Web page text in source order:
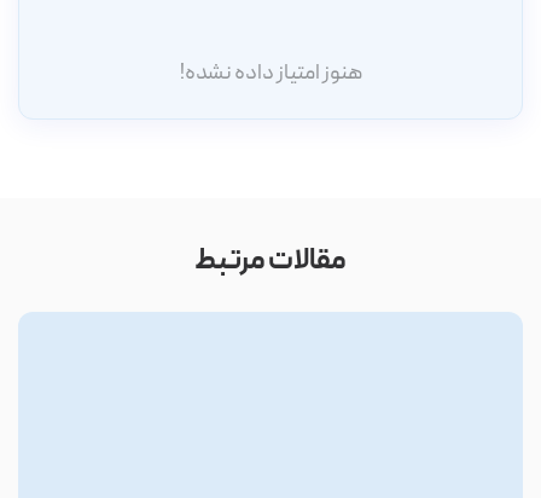
هنوز امتیاز داده نشده!
مقالات مرتبط